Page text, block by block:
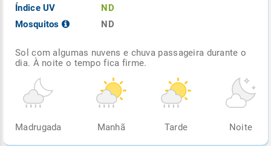
Índice UV
Mosquitos
ND
ND
Sol com algumas nuvens e chuva passageira durante o
dia. À noite o tempo fica firme.
Madrugada Manhã Tarde Noite